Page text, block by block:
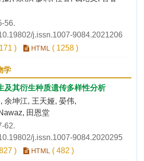
56.
j.issn.1007-9084.2021206
) HTML ( 1258 )
学
及其衍生种质遗传多样性分析
余坤江, 王天娅, 晏伟,
田恩堂
62.
j.issn.1007-9084.2020295
) HTML ( 482 )